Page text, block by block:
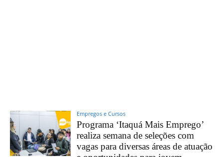
Empregos e Cursos
Programa ‘Itaquá Mais Emprego’
realiza semana de seleções com
vagas para diversas áreas de atuação